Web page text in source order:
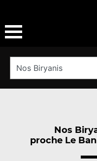
Nos
proche Le